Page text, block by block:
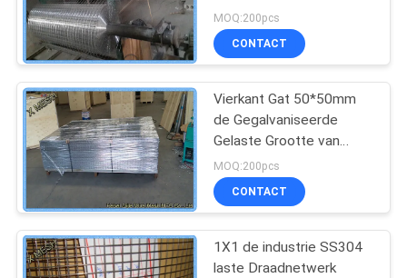
MOQ:200pcs
CONTACT
Vierkant Gat 50*50mm
de Gegalvaniseerde
Gelaste Grootte van
Netwerkbladen 4.2*0.8 M
MOQ:200pcs
CONTACT
1X1 de industrie SS304
laste Draadnetwerk